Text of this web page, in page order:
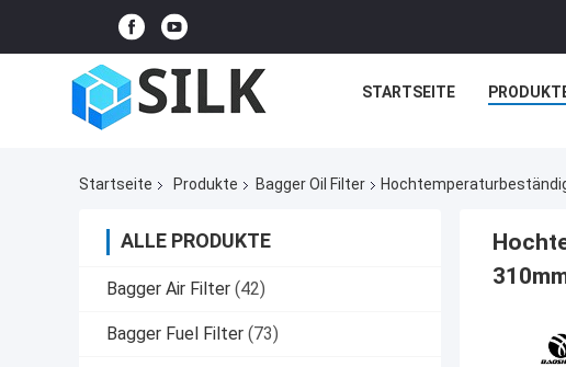
STARTSEITE
Startseite Produkte Bagger Oil Filter
ALLE PRODUKTE
Bagger Air Filter (42)
Bagger Fuel Filter (73)